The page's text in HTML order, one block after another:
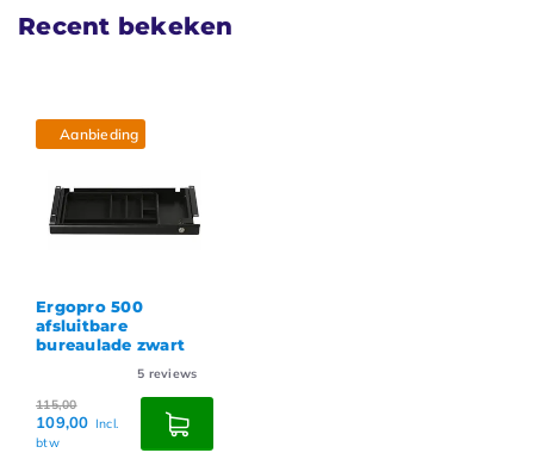
Recent bekeken
Aanbieding
Ergopro 500
afsluitbare
bureaulade zwart
5 reviews
115,00
109,00 Incl.
btw